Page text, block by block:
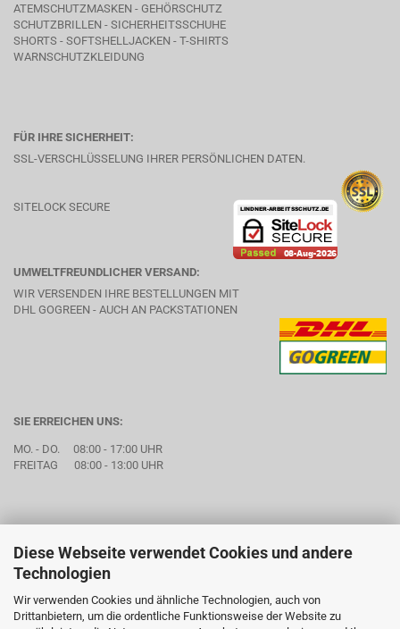
Diese Webseite verwendet Cookies und andere
Technologien
Wir verwenden Cookies und ähnliche Technologien, auch von
Drittanbietern, um die ordentliche Funktionsweise der Website zu
ATEMSCHUTZMASKEN - GEHÖRSCHUTZ
SCHUTZBRILLEN - SICHERHEITSSCHUHE
SHORTS - SOFTSHELLJACKEN - T-SHIRTS
WARNSCHUTZKLEIDUNG
FÜR IHRE SICHERHEIT:
SSL-VERSCHLÜSSELUNG IHRER PERSÖNLICHEN DATEN.
SITELOCK SECURE
UMWELTFREUNDLICHER VERSAND:
WIR VERSENDEN IHRE BESTELLUNGEN MIT
DHL GOGREEN - AUCH AN PACKSTATIONEN
SIE ERREICHEN UNS:
MO. - DO. 08:00 - 17:00 UHR
FREITAG 08:00 - 13:00 UHR